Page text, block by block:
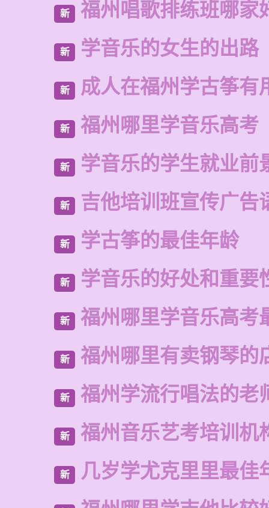
新 福州唱歌排练班哪家
新 学音乐的女生的出路
新 成人在福州学古筝有
新 福州哪里学音乐高考
新 学音乐的学生就业前
新 吉他培训班宣传广告
新 学古筝的最佳年龄
新 学音乐的好处和重要
新 福州哪里学音乐高考
新 福州哪里有卖钢琴的
新 福州学流行唱法的老
新 福州音乐艺考培训机
新 几岁学尤克里里最佳